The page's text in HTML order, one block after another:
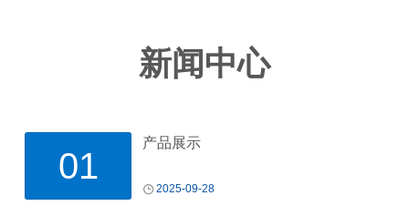
新闻中心
01
产品展示
2025-09-28